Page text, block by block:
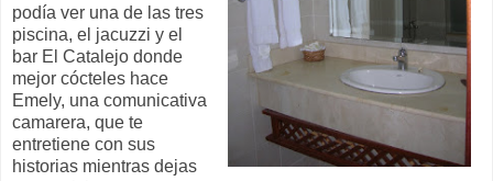
podía ver una de las tres
piscina, el jacuzzi y el
bar El Catalejo donde
mejor cócteles hace
Emely, una comunicativa
camarera, que te
entretiene con sus
historias mientras dejas